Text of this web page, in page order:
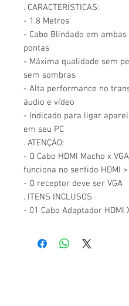
. CARACTERÍSTICAS:
- 1.8 Metros
- Cabo Blindado em ambas
pontas
- Máxima qualidade sem
sem sombras
- Alta performance no
áudio e vídeo
- Indicado para ligar
em seu PC
. ATENÇÃO:
- O Cabo HDMI Macho x
funciona no sentido HDMI >
- O receptor deve ser VGA
. ITENS INCLUSOS
- 01 Cabo Adaptador HDMI